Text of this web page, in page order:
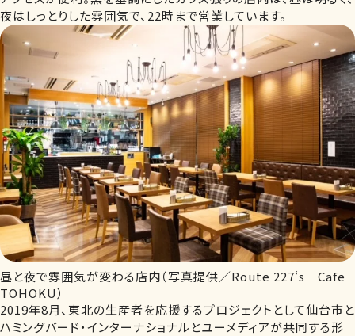
夜はしっとりした雰囲気で、22時まで営業しています。
昼と夜で雰囲気が変わる店内（写真提供／Route 227‘s Cafe
TOHOKU）
2019年8月、東北の生産者を応援するプロジェクトとして仙台市と
ハミングバード・インターナショナルとユーメディアが共同する形